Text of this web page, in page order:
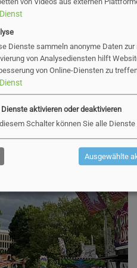
bei den
attraktiven
ist eine wichtige
mit tollen
Dienst
Dienste sammeln anonyme Daten
von Analysediensten hilft
von Online-Diensten zu
Dienst
Dienste aktivieren oder deaktivieren
Schalter können Sie alle
Ausgewählte